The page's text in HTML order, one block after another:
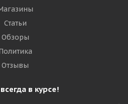
R22.5 156/150L Ведущая
Статьи
Обзоры
Отзывы
в курсе!